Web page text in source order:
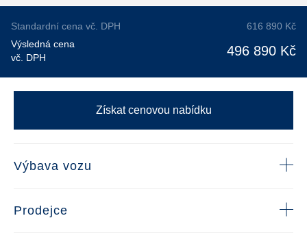
Standardní cena vč. DPH
616 890 Kč
Výsledná cena
vč. DPH
496 890 Kč
Získat cenovou nabídku
Výbava vozu
Prodejce